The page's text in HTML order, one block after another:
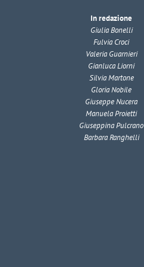
In redazione
Giulia Bonelli
Fulvia Croci
Valeria Guarnieri
Gianluca Liorni
Silvia Martone
Gloria Nobile
Giuseppe Nucera
Manuela Proietti
Giuseppina Pulcrano
Barbara Ranghelli